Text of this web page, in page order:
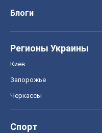
Блоги
Регионы Украины
Киев
Запорожье
Черкассы
Спорт